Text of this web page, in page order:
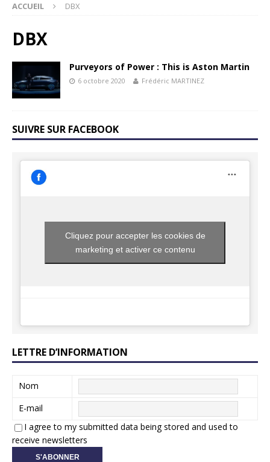
ACCUEIL DBX
DBX
Purveyors of Power : This is Aston Martin
6 octobre 2020 Frédéric MARTINEZ
SUIVRE SUR FACEBOOK
Cliquez pour accepter les cookies de
marketing et activer ce contenu
LETTRE D’INFORMATION
Nom
E-mail
I agree to my submitted data being stored and used to
receive newsletters